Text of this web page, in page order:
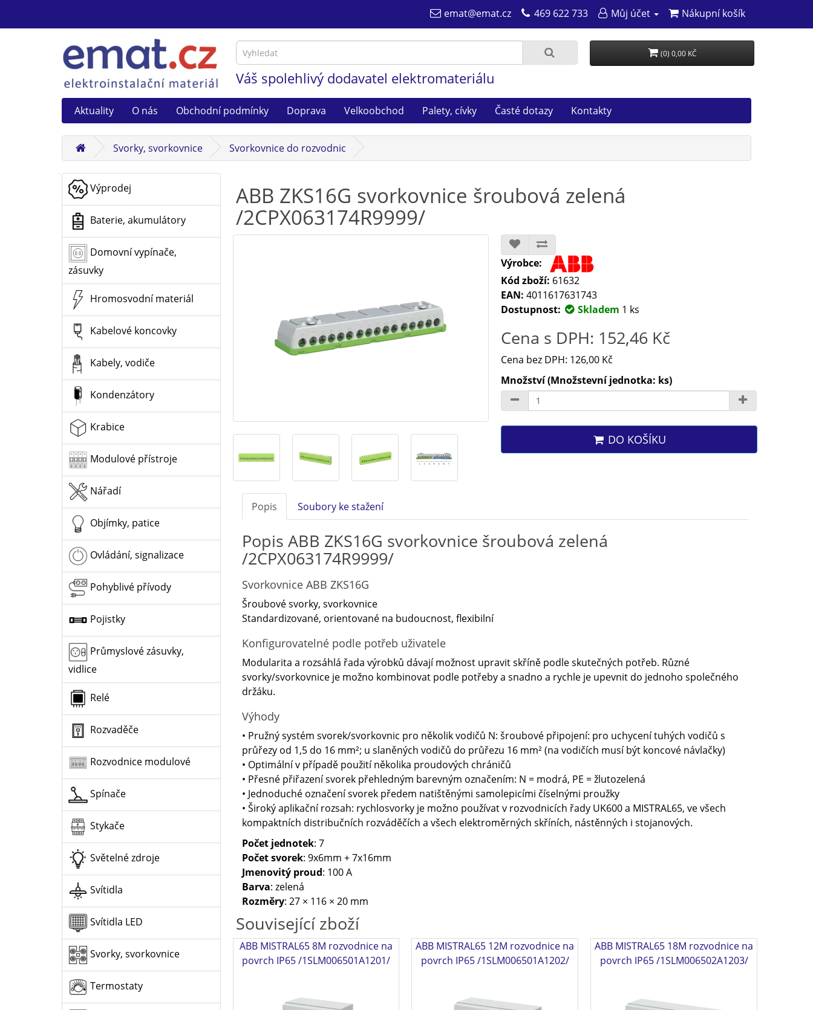
emat@emat.cz 469 622 733 Můj účet Nákupní košík
Váš spolehlivý dodavatel elektromateriálu
(0) 0,00 KČ
Aktuality O nás Obchodní podmínky Doprava Velkoobchod Palety, cívky Časté dotazy Kontakty
Svorky, svorkovnice Svorkovnice do rozvodnic
Výprodej
Baterie, akumulátory
Domovní vypínače,
zásuvky
Hromosvodní materiál
Kabelové koncovky
Kabely, vodiče
Kondenzátory
Krabice
Modulové přístroje
Nářadí
Objímky, patice
Ovládání, signalizace
Pohyblivé přívody
Pojistky
Průmyslové zásuvky,
vidlice
Relé
Rozvaděče
Rozvodnice modulové
Spínače
Stykače
Světelné zdroje
Svítidla
Svítidla LED
Svorky, svorkovnice
Termostaty
ABB ZKS16G svorkovnice šroubová zelená
/2CPX063174R9999/
Výrobce:
Kód zboží: 61632
EAN: 4011617631743
Dostupnost:
Skladem 1 ks
Cena s DPH: 152,46 Kč
Cena bez DPH: 126,00 Kč
Množství (Množstevní jednotka: ks)
DO KOŠÍKU
Popis Soubory ke stažení
Popis ABB ZKS16G svorkovnice šroubová zelená
/2CPX063174R9999/
Svorkovnice ABB ZKS16G
Šroubové svorky, svorkovnice
Standardizované, orientované na budoucnost, flexibilní
Konfigurovatelné podle potřeb uživatele
Modularita a rozsáhlá řada výrobků dávají možnost upravit skříně podle skutečných potřeb. Různé
svorky/svorkovnice je možno kombinovat podle potřeby a snadno a rychle je upevnit do jednoho společného
držáku.
Výhody
• Pružný systém svorek/svorkovnic pro několik vodičů N: šroubové připojení: pro uchycení tuhých vodičů s
průřezy od 1,5 do 16 mm²; u slaněných vodičů do průřezu 16 mm² (na vodičích musí být koncové návlačky)
• Optimální v případě použití několika proudových chráničů
• Přesné přiřazení svorek přehledným barevným označením: N = modrá, PE = žlutozelená
• Jednoduché označení svorek předem natištěnými samolepicími číselnými proužky
• Široký aplikační rozsah: rychlosvorky je možno používat v rozvodnicích řady UK600 a MISTRAL65, ve všech
kompaktních distribučních rozváděčích a všech elektroměrných skříních, nástěnných i stojanových.
Počet jednotek: 7
Počet svorek: 9x6mm + 7x16mm
Jmenovitý proud: 100 A
Barva: zelená
Rozměry: 27 × 116 × 20 mm
Související zboží
ABB MISTRAL65 8M rozvodnice na
povrch IP65 /1SLM006501A1201/
ABB MISTRAL65 12M rozvodnice na
povrch IP65 /1SLM006501A1202/
ABB MISTRAL65 18M rozvodnice na
povrch IP65 /1SLM006502A1203/